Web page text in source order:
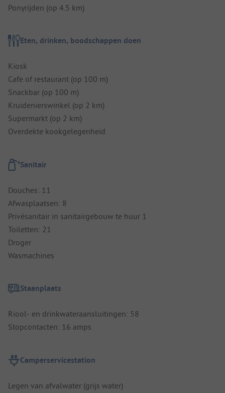
Ponyrijden (op 4.5 km)
Eten, drinken, boodschappen doen
Kiosk
Cafe of restaurant (op 100 m)
Snackbar (op 100 m)
Kruidenierswinkel (op 2 km)
Supermarkt (op 2 km)
Overdekte kookgelegenheid
Sanitair
Douches: 11
Afwasplaatsen: 8
Privésanitair in sanitairgebouw te huur 1
Toiletten: 21
Droger
Wasmachines
Staanplaats
Riool- en drinkwateraansluitingen: 58
Stopcontacten: 16 amps
Camperservicestation
Legen van afvalwater (grijs water)